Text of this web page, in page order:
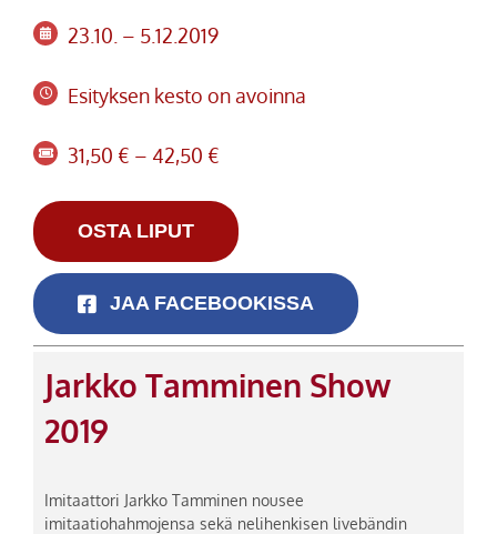
23.10. – 5.12.2019
Esityksen kesto on avoinna
31,50 € – 42,50 €
OSTA LIPUT
JAA FACEBOOKISSA
Jarkko Tamminen Show
2019
Imitaattori Jarkko Tamminen nousee
imitaatiohahmojensa sekä nelihenkisen livebändin